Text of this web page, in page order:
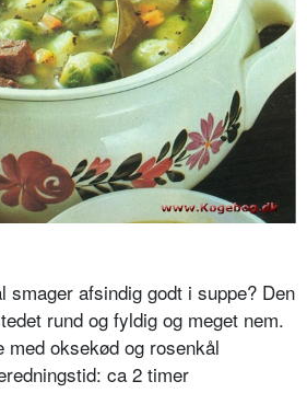
smager afsindig godt i suppe? Den
rund og fyldig og meget nem.
med oksekød og rosenkål
ca 2 timer